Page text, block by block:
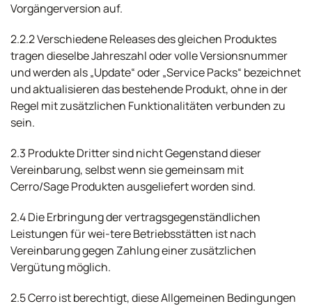
Vorgängerversion auf.
2.2.2 Verschiedene Releases des gleichen Produktes
tragen dieselbe Jahreszahl oder volle Versionsnummer
und werden als „Update“ oder „Service Packs“ bezeichnet
und aktualisieren das bestehende Produkt, ohne in der
Regel mit zusätzlichen Funktionalitäten verbunden zu
sein.
2.3 Produkte Dritter sind nicht Gegenstand dieser
Vereinbarung, selbst wenn sie gemeinsam mit
Cerro/Sage Produkten ausgeliefert worden sind.
2.4 Die Erbringung der vertragsgegenständlichen
Leistungen für wei-tere Betriebsstätten ist nach
Vereinbarung gegen Zahlung einer zusätzlichen
Vergütung möglich.
2.5 Cerro ist berechtigt, diese Allgemeinen Bedingungen